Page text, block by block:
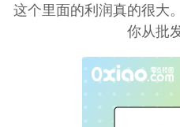
这个里面的利润真的很大
你从批